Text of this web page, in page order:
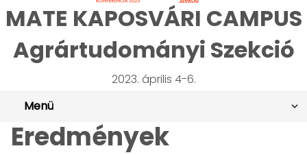
MATE KAPOSVÁRI CAMPUS
Agrártudományi Szekció
2023. április 4-6.
Menü
Eredmények